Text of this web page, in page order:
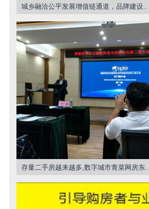
城乡融洽公平发展增值链通道，品牌建设..
存量二手房越来越多,数字城市青菜网房东..